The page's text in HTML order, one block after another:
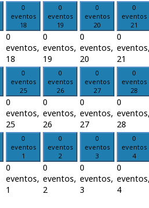
0
eventos
18
0
eventos,
18
0
eventos
19
0
eventos,
19
0
eventos
20
0
eventos,
20
0
eventos
21
0
21
0
eventos
25
0
eventos,
25
0
eventos
26
0
eventos,
26
0
eventos
27
0
eventos,
27
0
eventos
28
0
28
0
eventos
1
0
eventos,
1
0
eventos
2
0
eventos,
2
0
eventos
3
0
eventos,
3
0
eventos
4
0
4